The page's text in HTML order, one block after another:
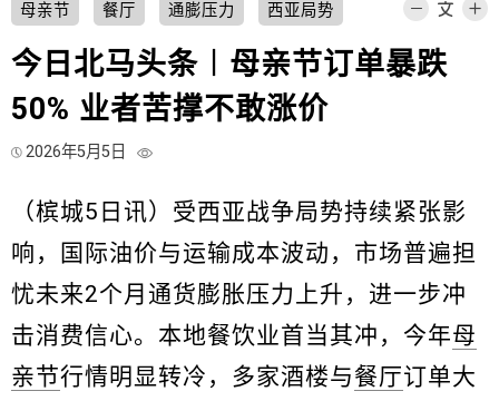
母亲节 餐厅 通膨压力 西亚局势
今日北马头条︱母亲节订单暴跌
50% 业者苦撑不敢涨价
2026年5月5日
（槟城5日讯）受西亚战争局势持续紧张影
响，国际油价与运输成本波动，市场普遍担
忧未来2个月通货膨胀压力上升，进一步冲
击消费信心。本地餐饮业首当其冲，今年母
亲节行情明显转冷，多家酒楼与餐厅订单大